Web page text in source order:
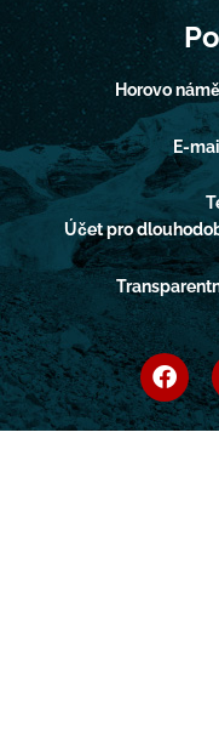
Horovo
E-
Účet pro
F
a
c
e